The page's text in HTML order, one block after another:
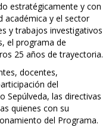
estratégicamente y con
académica y el sector
y trabajos investigativos
el programa de
25 años de trayectoria.
docentes,
del
Sepúlveda, las directivas
quienes con su
del Programa.